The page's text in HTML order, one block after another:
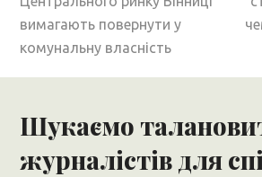
вимагають повернути у
комунальну власність
Шукаємо
журналістів для